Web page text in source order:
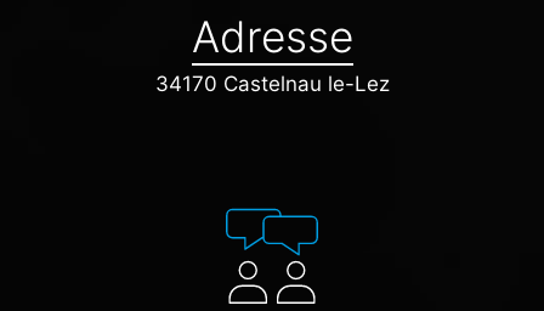
Adresse
34170 Castelnau le-Lez